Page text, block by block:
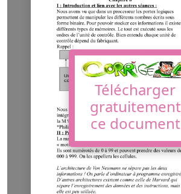
Télécharger
gratuitement
ce document